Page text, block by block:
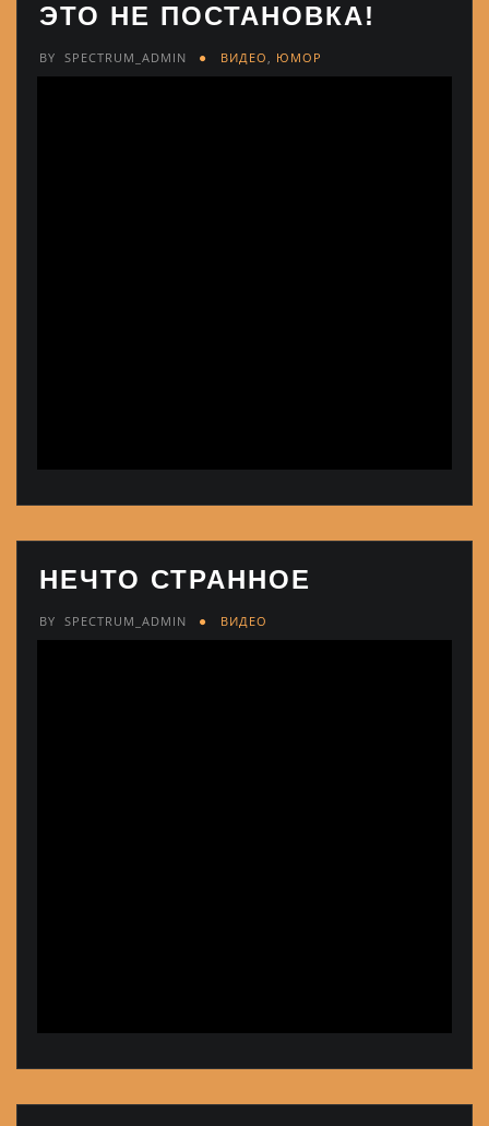
ЭТО НЕ ПОСТАНОВКА!
BY SPECTRUM_ADMIN ВИДЕО ЮМОР
НЕЧТО СТРАННОЕ
BY SPECTRUM_ADMIN ВИДЕО